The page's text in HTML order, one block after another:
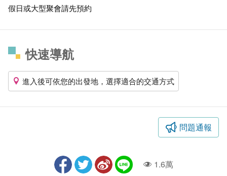
假日或大型聚會請先預約
快速導航
進入後可依您的出發地，選擇適合的交通方式
問題通報
人氣1.6萬